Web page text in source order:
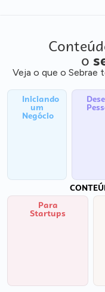
o
Veja o que o Sebrae
Iniciando
um
Negócio
Para
Startups